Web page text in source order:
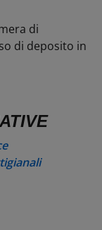
di
di deposito in